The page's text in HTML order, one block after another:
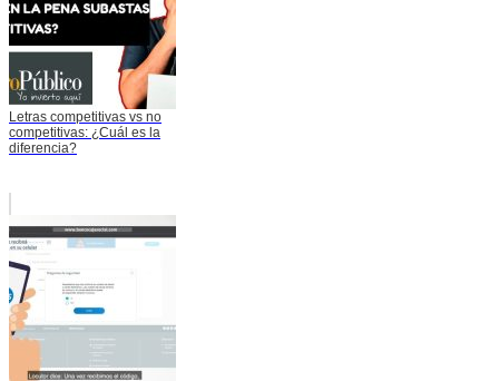
Letras competitivas vs no
competitivas: ¿Cuál es la
diferencia?